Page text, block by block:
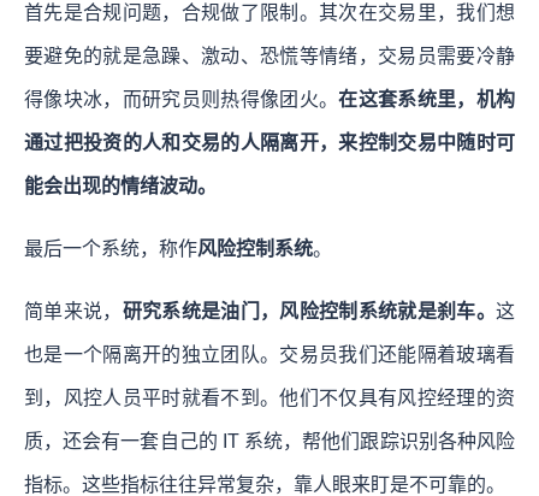
首先是合规问题，合规做了限制。其次在交易里，我们想
要避免的就是急躁、激动、恐慌等情绪，交易员需要冷静
得像块冰，而研究员则热得像团火。在这套系统里，机构
通过把投资的人和交易的人隔离开，来控制交易中随时可
能会出现的情绪波动。
最后一个系统，称作风险控制系统。
简单来说， 研究系统是油门，风险控制系统就是刹车。这
也是一个隔离开的独立团队。交易员我们还能隔着玻璃看
到，风控人员平时就看不到。他们不仅具有风控经理的资
质，还会有一套自己的 IT 系统，帮他们跟踪识别各种风险
指标。这些指标往往异常复杂，靠人眼来盯是不可靠的。